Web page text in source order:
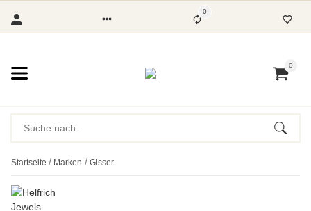
0
0
Startseite Marken Gisser